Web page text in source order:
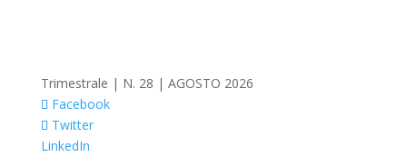
Trimestrale | N. 28 | AGOSTO 2026
Facebook
Twitter
LinkedIn